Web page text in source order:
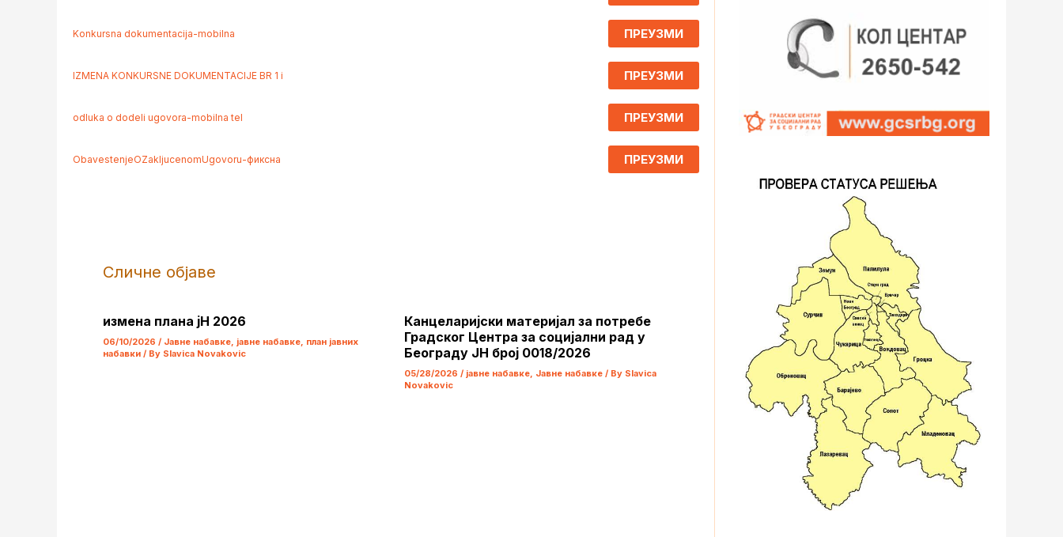
Konkursna dokumentacija-mobilna ПРЕУЗМИ
IZMENA KONKURSNE DOKUMENTACIJE BR 1 i ПРЕУЗМИ
odluka o dodeli ugovora-mobilna tel ПРЕУЗМИ
ObavestenjeOZakljucenomUgovoru-фиксна ПРЕУЗМИ
Сличне објаве
измена плана јН 2026
06/10/2026 / Јавне набавке, јавне набавке, план јавних
набавки/ By Slavica Novakovic
Канцеларијски материјал за потребе
Градског Центра за социјални рад у
Београду ЈН број 0018/2026
05/28/2026 / јавне набавке, Јавне набавке/ By Slavica
Novakovic